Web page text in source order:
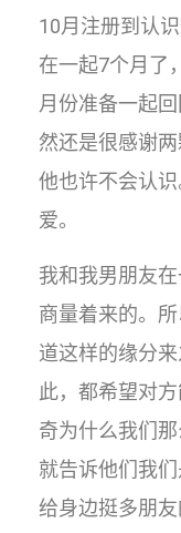
10月注册到认
在一起7个月了
月份准备一起
然还是很感谢
他也许不会认
爱。
我和我男朋友
商量着来的。
道这样的缘分
此，都希望对
奇为什么我们
就告诉他们我
给身边挺多朋